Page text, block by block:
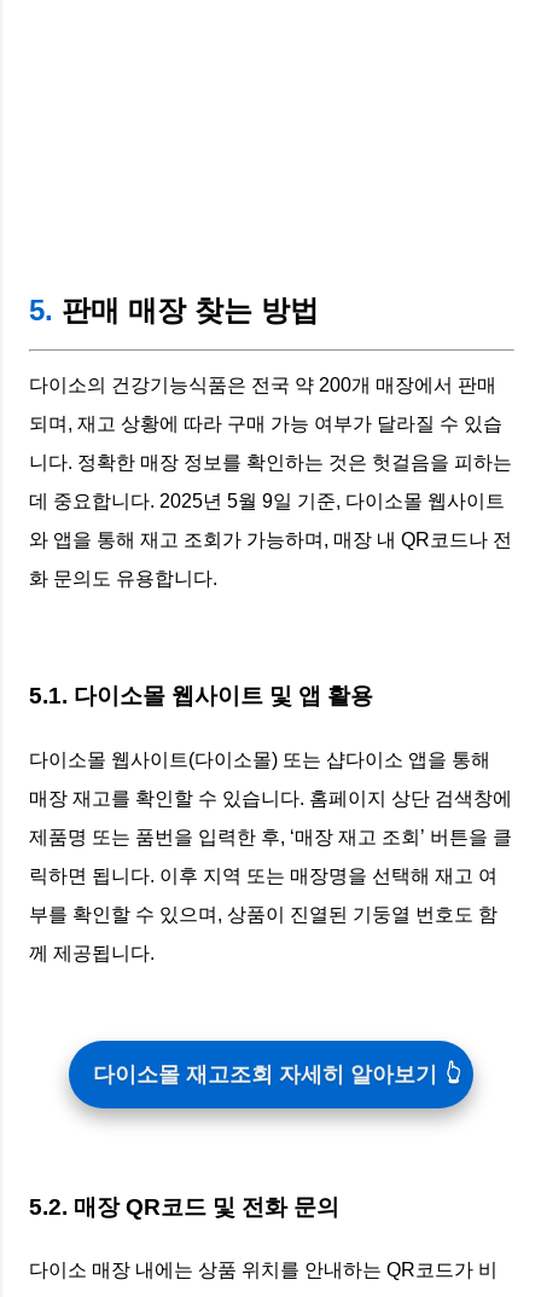
5. 판매 매장 찾는 방법
다이소의 건강기능식품은 전국 약 200개 매장에서 판매
되며, 재고 상황에 따라 구매 가능 여부가 달라질 수 있습
니다. 정확한 매장 정보를 확인하는 것은 헛걸음을 피하는
데 중요합니다. 2025년 5월 9일 기준, 다이소몰 웹사이트
와 앱을 통해 재고 조회가 가능하며, 매장 내 QR코드나 전
화 문의도 유용합니다.
5.1. 다이소몰 웹사이트 및 앱 활용
다이소몰 웹사이트(다이소몰) 또는 샵다이소 앱을 통해
매장 재고를 확인할 수 있습니다. 홈페이지 상단 검색창에
제품명 또는 품번을 입력한 후, ‘매장 재고 조회’ 버튼을 클
릭하면 됩니다. 이후 지역 또는 매장명을 선택해 재고 여
부를 확인할 수 있으며, 상품이 진열된 기둥열 번호도 함
께 제공됩니다.
다이소몰 재고조회 자세히 알아보기
5.2. 매장 QR코드 및 전화 문의
다이소 매장 내에는 상품 위치를 안내하는 QR코드가 비